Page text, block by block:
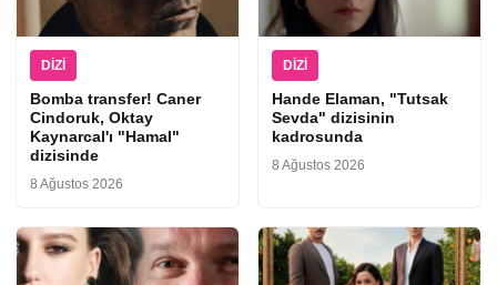
DIZI
Bomba transfer! Caner
Cindoruk, Oktay
Kaynarcal'ı "Hamal"
dizisinde
8 Ağustos 2026
DIZI
Hande Elaman, "Tutsak
Sevda" dizisinin
kadrosunda
8 Ağustos 2026